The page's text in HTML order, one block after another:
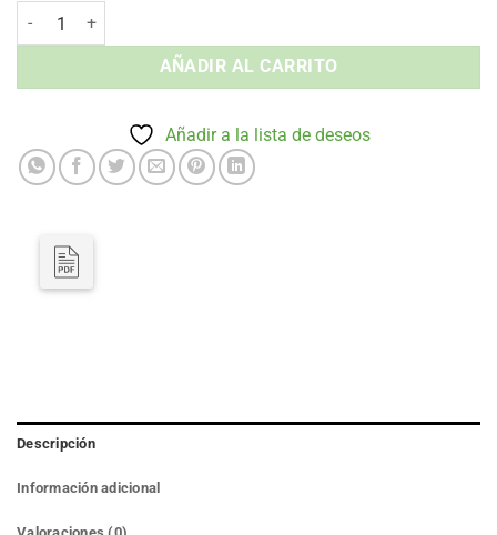
Conjunto Lounge PORTOFINO ESQUINERO TAUPE Siesta Exclusive
AÑADIR AL CARRITO
Añadir a la lista de deseos
Descripción
Información adicional